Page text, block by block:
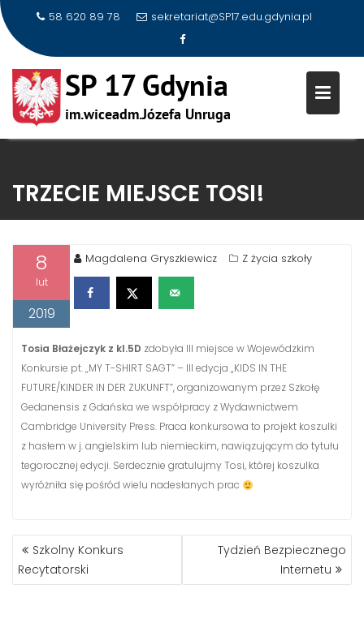
content
58 620 89 78 sekretariat@SP17.edu.gdynia.pl
TRZECIE MIEJSCE TOSI!
8
lut
2019
Magdalena Gryszkiewicz Z życia szkoły
Tosia Błażejczyk z kl.5D zdobyła III miejsce w Wojewódzkim
Konkursie pt. „MY T-SHIRT SAGT” – III edycja „KIDS IN THE
FUTURE/KINDER IN DER ZUKUNFT”, organizowanym przez Szkołę
Gedanensis z Gdańska we współpracy z Wydawnictwem
Cambridge University Press. Praca konkursowa to projekt koszulki
z hasłem w j. angielskim lub niemieckim, nawiązującym do tytułu
tegorocznej edycji. Serdecznie gratulujmy Tosi, której koszulka
wyróżniła się pośród wielu nadesłanych prac
NAWIGACJA
WPISU
Szkolny Konkurs
Recytatorski
Tydzień Bezpiecznego
Internetu